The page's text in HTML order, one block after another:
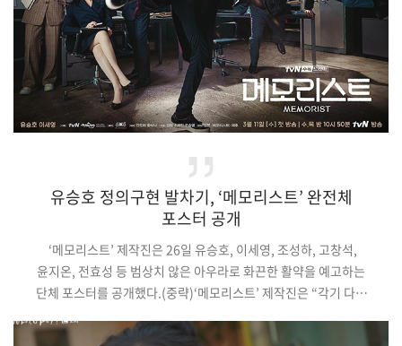
유승호 정의구현 발차기, ‘메모리스트’ 완전체
포스터 공개
‘메모리스트’ 제작진은 26일 유승호, 이세영, 조성하, 고창석,
윤지온, 전효성 등 범상치 않은 아우라로 화끈한 활약을 예고하는
단체 포스터를 공개했다.(중략)‘메모리스트’ 제작진은 “각기 다른
있다. 짜릿한 카타르시스를 선사할 차별화된 초능력 수사물을